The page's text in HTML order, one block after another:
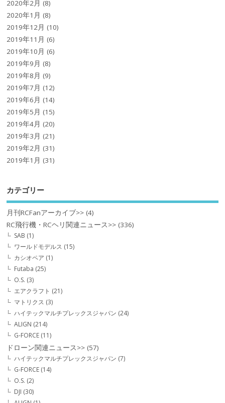
2020年2月 (8)
2020年1月 (8)
2019年12月 (10)
2019年11月 (6)
2019年10月 (6)
2019年9月 (8)
2019年8月 (9)
2019年7月 (12)
2019年6月 (14)
2019年5月 (15)
2019年4月 (20)
2019年3月 (21)
2019年2月 (31)
2019年1月 (31)
カテゴリー
月刊RCFanアーカイブ>> (4)
RC飛行機・RCヘリ関連ニュース>> (336)
SAB (1)
ワールドモデルス (15)
カシオペア (1)
Futaba (25)
O.S. (3)
エアクラフト (21)
マトリクス (3)
ハイテックマルチプレックスジャパン (24)
ALIGN (214)
G-FORCE (11)
ドローン関連ニュース>> (57)
ハイテックマルチプレックスジャパン (7)
G-FORCE (14)
O.S. (2)
DJI (30)